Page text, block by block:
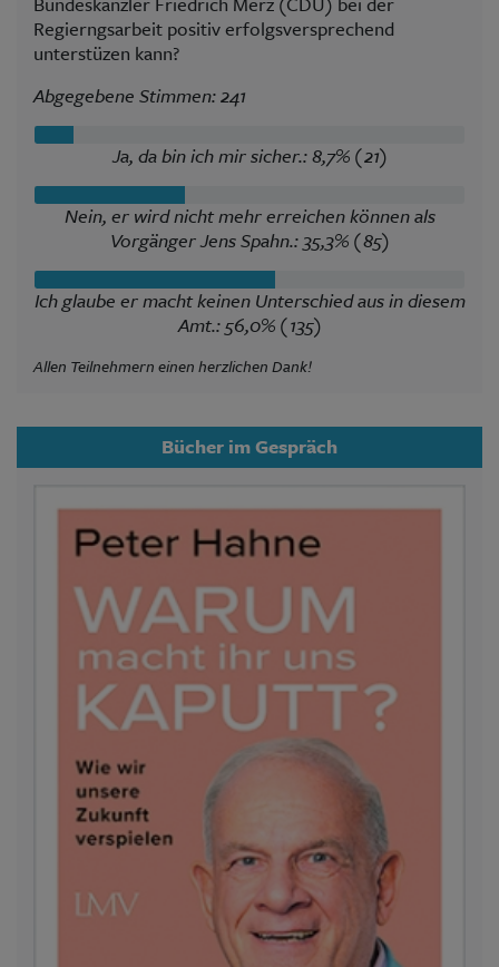
Regierngsarbeit positiv erfolgsversprechend
unterstüzen kann?
Abgegebene Stimmen: 241
Ja, da bin ich mir sicher.: 8,7% (21)
Nein, er wird nicht mehr erreichen können als
Vorgänger Jens Spahn.: 35,3% (85)
Ich glaube er macht keinen Unterschied aus in diesem
Amt.: 56,0% (135)
Allen Teilnehmern einen herzlichen Dank!
Bücher im Gespräch